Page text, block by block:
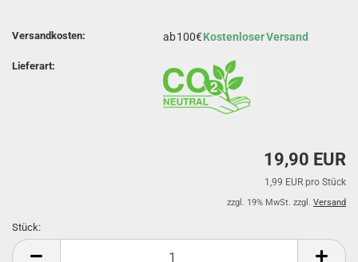
Versandkosten: ab100€KostenloserVersand
Lieferart:
19,90 EUR
1,99 EUR pro Stück
zzgl. 19% MwSt. zzgl. Versand
Stück:
Stück